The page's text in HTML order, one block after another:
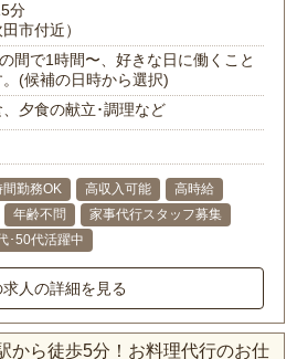
分
市付近）
間で1時間〜、好きな日に働くこと
(候補の日時から選択)
夕食の献立･調理など
間勤務OK 高収入可能
高時給
年齢不問
家事代行スタッフ募集
･50代活躍中
求人の詳細を見る
から徒歩5分！お料理代行のお仕